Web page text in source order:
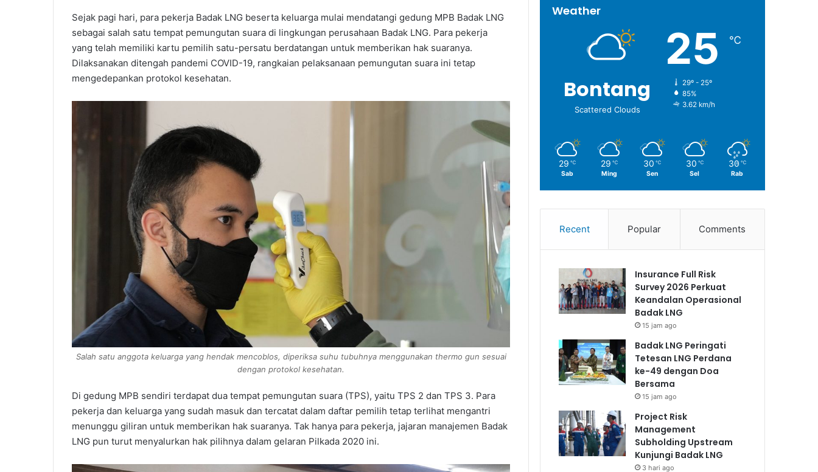
Sejak pagi hari, para pekerja Badak LNG beserta keluarga mulai mendatangi gedung MPB Badak LNG
sebagai salah satu tempat pemungutan suara di lingkungan perusahaan Badak LNG. Para pekerja
yang telah memiliki kartu pemilih satu-persatu berdatangan untuk memberikan hak suaranya.
Dilaksanakan ditengah pandemi COVID-19, rangkaian pelaksanaan pemungutan suara ini tetap
mengedepankan protokol kesehatan.
Salah satu anggota keluarga yang hendak mencoblos, diperiksa suhu tubuhnya menggunakan thermo gun sesuai
dengan protokol kesehatan.
Di gedung MPB sendiri terdapat dua tempat pemungutan suara (TPS), yaitu TPS 2 dan TPS 3. Para
pekerja dan keluarga yang sudah masuk dan tercatat dalam daftar pemilih tetap terlihat mengantri
menunggu giliran untuk memberikan hak suaranya. Tak hanya para pekerja, jajaran manajemen Badak
LNG pun turut menyalurkan hak pilihnya dalam gelaran Pilkada 2020 ini.
Weather
Bontang
Scattered Clouds
25 ℃
29º - 25º
85%
3.62 km/h
29 ℃
Sab
29 ℃
Ming
30 ℃
Sen
30 ℃
Sel
30 ℃
Rab
Recent Popular Comments
Insurance Full Risk
Survey 2026 Perkuat
Keandalan Operasional
Badak LNG
15 jam ago
Badak LNG Peringati
Tetesan LNG Perdana
ke-49 dengan Doa
Bersama
15 jam ago
Project Risk
Management
Subholding Upstream
Kunjungi Badak LNG
3 hari ago